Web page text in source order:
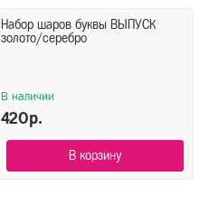
Набор шаров буквы ВЫПУСК
золото/серебро
В наличии
420р.
В корзину